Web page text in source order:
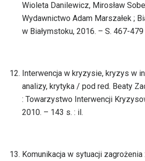
Wioleta Danilewicz, Mirosław
Wydawnictwo Adam Marszałek ;
w Białymstoku, 2016. – S. 467-479
Interwencja w kryzysie, kryzys w
analizy, krytyka / pod red. Beaty
: Towarzystwo Interwencji
2010. – 143 s. : il.
Komunikacja w sytuacji zagrożenia